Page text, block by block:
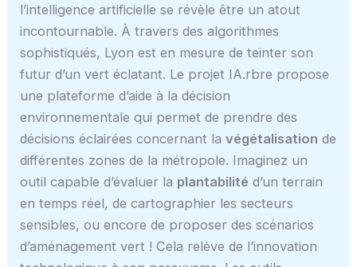
l’intelligence artificielle se révèle être un atout
incontournable. À travers des algorithmes
sophistiqués, Lyon est en mesure de teinter son
futur d’un vert éclatant. Le projet IA.rbre propose
une plateforme d’aide à la décision
environnementale qui permet de prendre des
décisions éclairées concernant lavégétalisation de
différentes zones de la métropole. Imaginez un
outil capable d’évaluer la plantabilité d’un terrain
en temps réel, de cartographier les secteurs
sensibles, ou encore de proposer des scénarios
d’aménagement vert ! Cela relève de l’innovation